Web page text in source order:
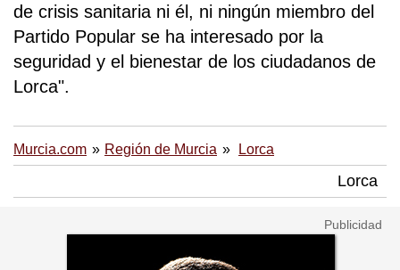
de crisis sanitaria ni él, ni ningún miembro del
Partido Popular se ha interesado por la
seguridad y el bienestar de los ciudadanos de
Lorca".
Murcia.com Región de Murcia Lorca
Lorca